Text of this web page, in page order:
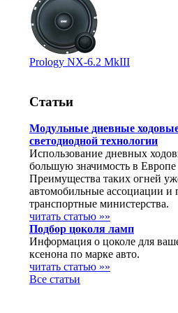
Prology NX-6.2 MkIII
Статьи
Модульные дневные
светодиодной технологии
Использование дневных
большую значимость в Европе
Преимущества таких огней
автомобильные ассоциации и
транспортные министерства.
читать статью »»
Подбор цоколя ламп
Информация о цоколе для
ксенона по марке авто.
читать статью »»
Все статьи